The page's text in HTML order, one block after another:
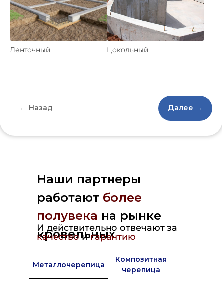
Ленточный Цокольный
← Назад Далее →
Наши партнеры
работают более
полувека на рынке
кровельных
И действительно отвечают за
качествоигарантию
Металлочерепица
Композитная
черепица